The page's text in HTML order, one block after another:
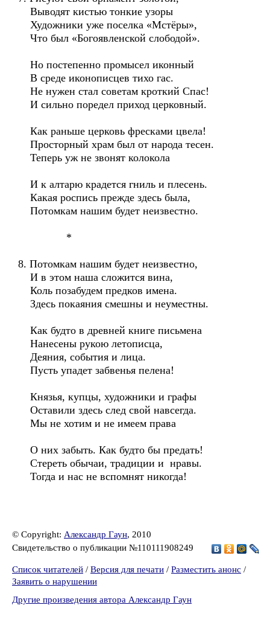
Выводят кистью тонкие узоры
Художники уже поселка «Мстёры»,
Что был «Богоявленской слободой».
Но постепенно промысел иконный
В среде иконописцев тихо гас.
Не нужен стал советам кроткий Спас!
И сильно поредел приход церковный.
Как раньше церковь фресками цвела!
Просторный храм был от народа тесен.
Теперь уж не звонят колокола
И к алтарю крадется гниль и плесень.
Какая роспись прежде здесь была,
Потомкам нашим будет неизвестно.
*
8. Потомкам нашим будет неизвестно,
И в этом наша сложится вина,
Коль позабудем предков имена.
Здесь покаяния смешны и неуместны.
Как будто в древней книге письмена
Нанесены рукою летописца,
Деяния, события и лица.
Пусть упадет забвенья пелена!
Князья, купцы, художники и графы
Оставили здесь след свой навсегда.
Мы не хотим и не имеем права
О них забыть. Как будто бы предать!
Стереть обычаи, традиции и нравы.
Тогда и нас не вспомнят никогда!
© Copyright: Александр Гаун, 2010
Свидетельство о публикации №110111908249
Список читателей / Версия для печати / Разместить анонс /
Заявить о нарушении
Другие произведения автора Александр Гаун